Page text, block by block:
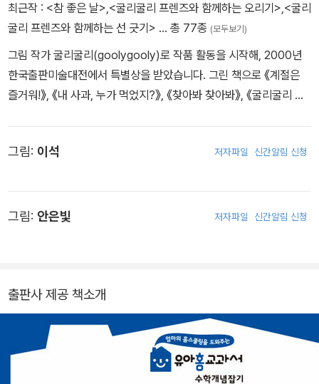
최근작 : <참 좋은 날>,<굴리굴리 프렌즈와 함께하는 오리기>,<굴리
굴리 프렌즈와 함께하는 선 긋기> … 총 77종 (모두보기)
그림 작가 굴리굴리(goolygooly)로 작품 활동을 시작해, 2000년
한국출판미술대전에서 특별상을 받았습니다. 그린 책으로 《계절은
즐거워!》, 《내 사과, 누가 먹었지?》, 《찾아봐 찾아봐》, 《굴리굴리 프
그림: 이석 저자파일 신간알림 신청
그림: 안은빛 저자파일 신간알림 신청
출판사 제공 책소개